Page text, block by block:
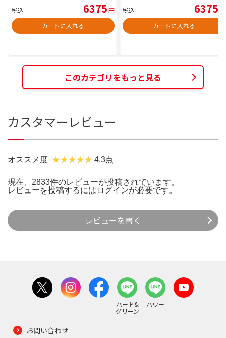
税込 6375円
カートに入れる
税込 6375
カートに入れる
このカテゴリをもっと見る
カスタマーレビュー
オススメ度 4.3点
現在、2833件のレビューが投稿されています。
レビューを投稿するには ログインが必要です。
レビューを書く
ハード&
グリーン
パワー
お問い合わせ